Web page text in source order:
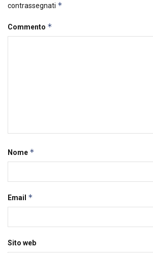
contrassegnati *
Commento *
Nome *
Email *
Sito web